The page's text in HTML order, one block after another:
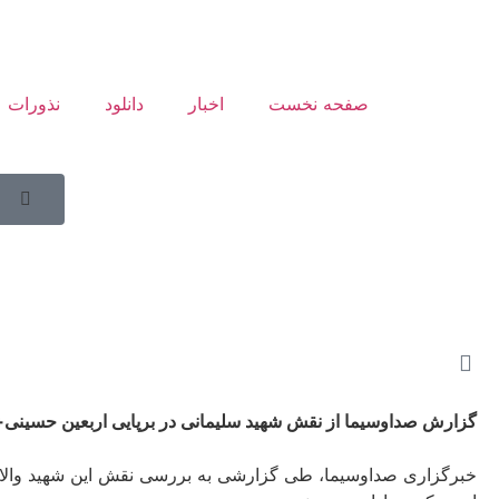
صفحه نخست اخبار دانلود نذورات
گزارش صداوسیما از نقش شهید سلیمانی در برپایی اربعین
خبرگزاری صداوسیما، طی گزارشی به بررسی نقش این شهید والا